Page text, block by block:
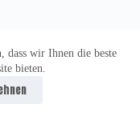
dass wir Ihnen die beste
bieten.